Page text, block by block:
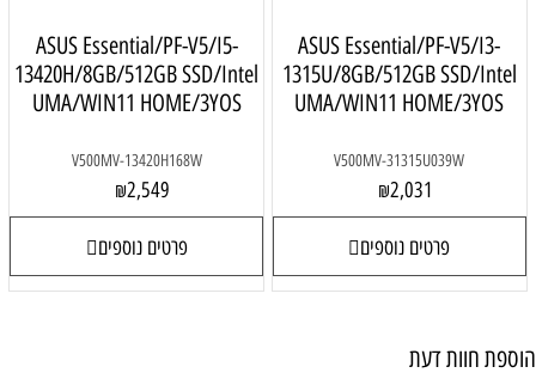
ASUS Essential/PF-V5/I3-
1315U/8GB/512GB SSD/Intel
UMA/WIN11 HOME/3YOS
V500MV-31315U039W
₪2,031
פרטים נוספים
ASUS Essential/PF-V5/I5-
13420H/8GB/512GB SSD/Intel
UMA/WIN11 HOME/3YOS
V500MV-13420H168W
₪2,549
פרטים נוספים
הוספת חוות דעת